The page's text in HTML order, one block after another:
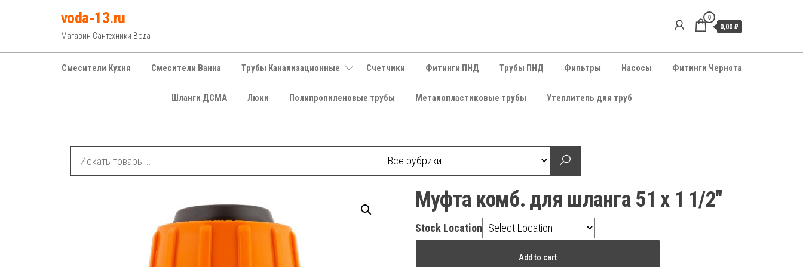
voda-13.ru
Магазин Сантехники Вода
0
0,00 ₽
Смесители Кухня Смесители Ванна Трубы Канализационные Счетчики Фитинги ПНД Трубы ПНД Фильтры Насосы Фитинги Чернота
Шланги ДСМА Люки Полипропиленовые трубы Металопластиковые трубы Утеплитель для труб
Муфта комб. для шланга 51 х 1 1/2″
Stock Location
Add to cart